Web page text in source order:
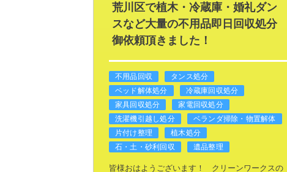
荒川区で植木・冷蔵庫・婚礼ダン
スなど大量の不用品即日回収処分
御依頼頂きました！
不用品回収
タンス処分
ベッド解体処分
冷蔵庫回収処分
家具回収処分
家電回収処分
洗濯機引越し処分
ベランダ掃除・物置解体
片付け整理
植木処分
石・土・砂利回収
遺品整理
皆様おはようございます！
クリーンワークスの